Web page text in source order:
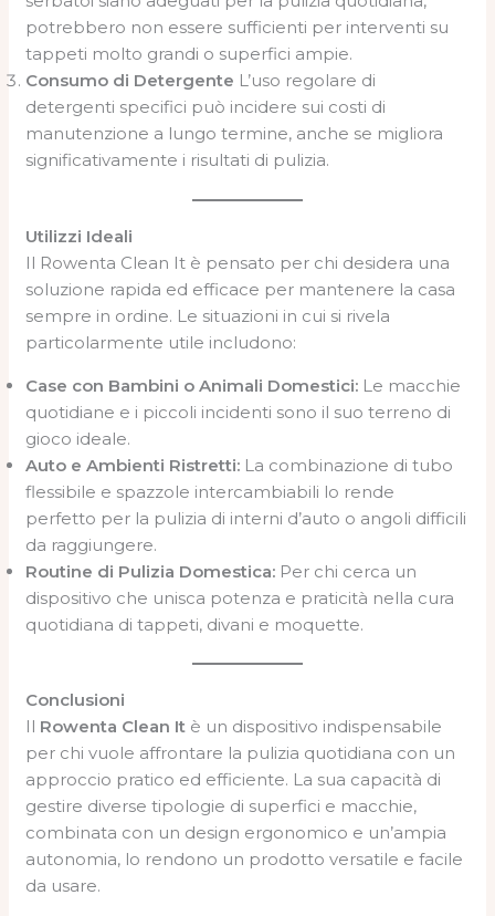
potrebbero non essere sufficienti per interventi su
tappeti molto grandi o superfici ampie.
Consumo di Detergente L’uso regolare di
detergenti specifici può incidere sui costi di
manutenzione a lungo termine, anche se migliora
significativamente i risultati di pulizia.
Utilizzi Ideali
Il Rowenta Clean It è pensato per chi desidera una
soluzione rapida ed efficace per mantenere la casa
sempre in ordine. Le situazioni in cui si rivela
particolarmente utile includono:
Case con Bambini o Animali Domestici: Le macchie
quotidiane e i piccoli incidenti sono il suo terreno di
gioco ideale.
Auto e Ambienti Ristretti: La combinazione di tubo
flessibile e spazzole intercambiabili lo rende
perfetto per la pulizia di interni d’auto o angoli difficili
da raggiungere.
Routine di Pulizia Domestica: Per chi cerca un
dispositivo che unisca potenza e praticità nella cura
quotidiana di tappeti, divani e moquette.
Conclusioni
Il Rowenta Clean It è un dispositivo indispensabile
per chi vuole affrontare la pulizia quotidiana con un
approccio pratico ed efficiente. La sua capacità di
gestire diverse tipologie di superfici e macchie,
combinata con un design ergonomico e un’ampia
autonomia, lo rendono un prodotto versatile e facile
da usare.